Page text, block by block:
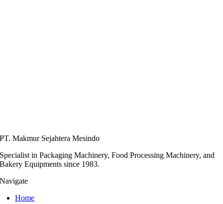
PT. Makmur Sejahtera Mesindo
Specialist in Packaging Machinery, Food Processing Machinery, and
Bakery Equipments since 1983.
Navigate
Home